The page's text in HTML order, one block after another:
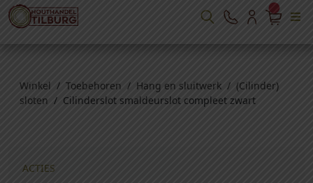
Winkel / Toebehoren / Hang en sluitwerk / (Cilinder)
sloten / Cilinderslot smaldeurslot compleet zwart
ACTIES